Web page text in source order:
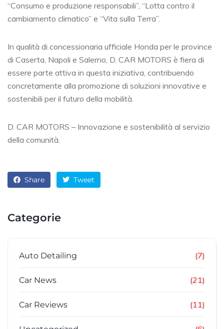
“Consumo e produzione responsabili”, “Lotta contro il
cambiamento climatico” e “Vita sulla Terra”.
In qualità di concessionaria ufficiale Honda per le province
di Caserta, Napoli e Salerno, D. CAR MOTORS è fiera di
essere parte attiva in questa iniziativa, contribuendo
concretamente alla promozione di soluzioni innovative e
sostenibili per il futuro della mobilità.
D. CAR MOTORS – Innovazione e sostenibilità al servizio
della comunità.
Share Tweet
Categorie
Auto Detailing (7)
Car News (21)
Car Reviews (11)